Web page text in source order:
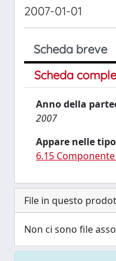
2007-01-01
Scheda breve
Scheda
Anno della
2007
Appare nelle
6.15
File in questo
Non ci sono file